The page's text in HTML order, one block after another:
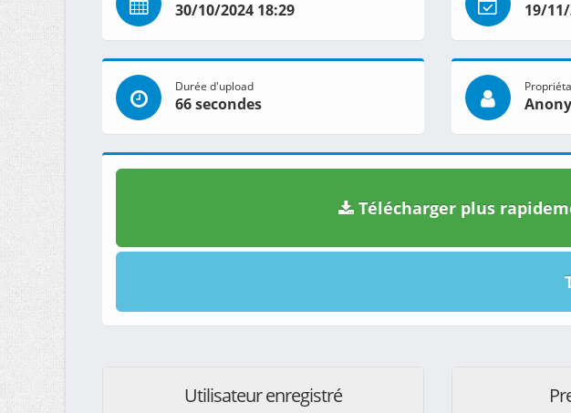
30/10/2024 18:29 19/
Durée d'upload
66 secondes
Télécharger plus
Utilisateur enregistré